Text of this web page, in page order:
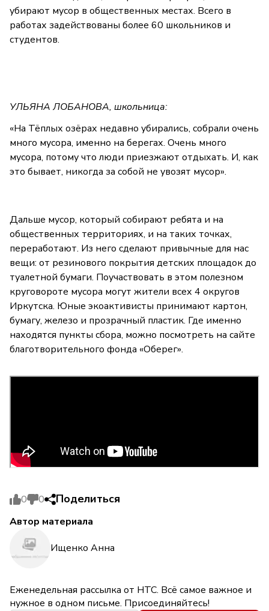
убирают мусор в общественных местах. Всего в
работах задействованы более 60 школьников и
студентов.
УЛЬЯНА ЛОБАНОВА, школьница:
«На Тёплых озёрах недавно убирались, собрали очень
много мусора, именно на берегах. Очень много
мусора, потому что люди приезжают отдыхать. И, как
это бывает, никогда за собой не увозят мусор».
Дальше мусор, который собирают ребята и на
общественных территориях, и на таких точках,
переработают. Из него сделают привычные для нас
вещи: от резинового покрытия детских площадок до
туалетной бумаги. Поучаствовать в этом полезном
круговороте мусора могут жители всех 4 округов
Иркутска. Юные экоактивисты принимают картон,
бумагу, железо и прозрачный пластик. Где именно
находятся пункты сбора, можно посмотреть на сайте
благотворительного фонда «Оберег».
0 0 Поделиться
Автор материала
Ищенко Анна
Еженедельная рассылка от НТС. Всё самое важное и
нужное в одном письме. Присоединяйтесь!